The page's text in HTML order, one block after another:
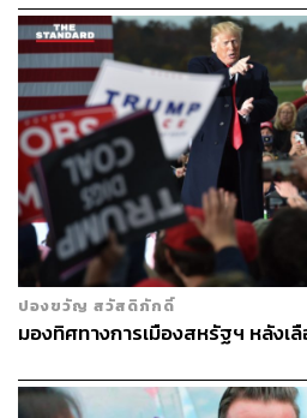
ปองขวัญ สวัสดิภักดิ์
มองทิศทางการเมืองสหรัฐฯ หลังเ